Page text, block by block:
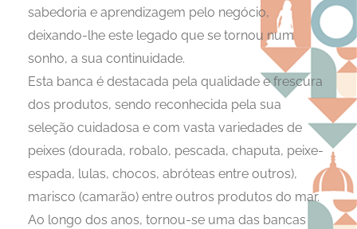
sabedoria e aprendizagem pelo negócio,
deixando-lhe este legado que se tornou num
sonho, a sua continuidade.
Esta banca é destacada pela qualidade e frescura
dos produtos, sendo reconhecida pela sua
seleção cuidadosa e com vasta variedades de
peixes (dourada, robalo, pescada, chaputa, peixe-
espada, lulas, chocos, abróteas entre outros),
marisco (camarão) entre outros produtos do mar.
Ao longo dos anos, tornou-se uma das bancas